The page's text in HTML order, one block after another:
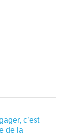
c’est
de la